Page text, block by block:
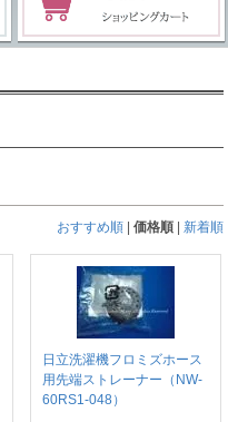
おすすめ順 価格順 新着順
日立洗濯機フロミズホース
用先端ストレーナー（NW-
60RS1-048）